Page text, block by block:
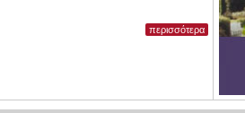
περισσότερα